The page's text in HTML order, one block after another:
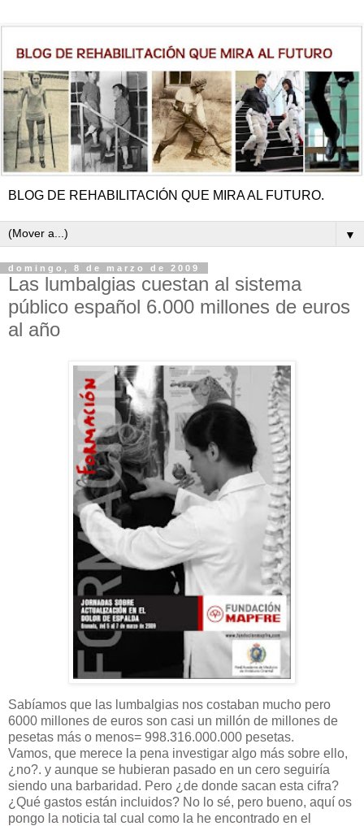
BLOG DE REHABILITACIÓN QUE MIRA AL FUTURO.
▼
domingo, 8 de marzo de 2009
Las lumbalgias cuestan al sistema
público español 6.000 millones de euros
al año
Sabíamos que las lumbalgias nos costaban mucho pero
6000 millones de euros son casi un millón de millones de
pesetas más o menos= 998.316.000.000 pesetas.
Vamos, que merece la pena investigar algo más sobre ello,
¿no?. y aunque se hubieran pasado en un cero seguiría
siendo una barbaridad. Pero ¿de donde sacan esta cifra?
¿Qué gastos están incluidos? No lo sé, pero bueno, aquí os
pongo la noticia tal cual como la he encontrado en el